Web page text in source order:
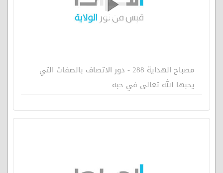
مصباح الهداية 288 - دور الاتصاف بالصفات التي
يحبها الله تعالى في حبه